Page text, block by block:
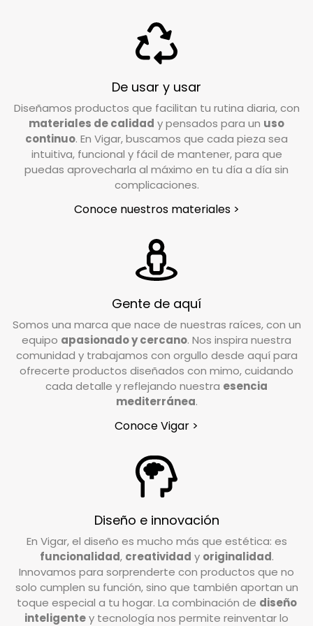
Si tu pedido está dentro del plazo establecido
(15 días hábiles), puedes efectuar la devolución
poniéndote en contacto con nuestro servicio
de Atención al Cliente. Escríbenos a
info@vigar.com, y estaremos encantados de
ayudarte.
En un plazo aproximado de 24/48h horas desde
transportista se pondrá en contacto contigo
para coordinar la recogida en el lugar indicado
en el formulario de devoluciones.
¿En qué condiciones debo devolver el pedido?
Valoramos cada caso de forma individual, pero
como norma general, el producto debe
devolverse en su estado y embalaje original. No
debe estar usado ni estropeado, y debe
conservar las etiquetas y los complementos
incluidos en la caja.
En Vigar, valoramos la confianza que depositas
en nosotros al elegir nuestros productos. Por
ello, trabajamos para garantizar su
el coste de envío deberá ser abonado por el
cliente, excepto en casos de pedidos
incompletos o artículos defectuosos, donde los
gastos de devolución serán asumidos por
nosotros.
De usar y usar
Diseñamos productos que facilitan tu rutina diaria, con
materiales de calidad y pensados para un uso
continuo. En Vigar, buscamos que cada pieza sea
intuitiva, funcional y fácil de mantener, para que
puedas aprovecharla al máximo en tu día a día sin
complicaciones.
Conoce nuestros materiales >
Gente de aquí
Somos una marca que nace de nuestras raíces, con un
equipo apasionado y cercano. Nos inspira nuestra
comunidad y trabajamos con orgullo desde aquí para
ofrecerte productos diseñados con mimo, cuidando
cada detalle y reflejando nuestra esencia
mediterránea.
Conoce Vigar >
Diseño e innovación
En Vigar, el diseño es mucho más que estética: es
funcionalidad, creatividad y originalidad.
Innovamos para sorprenderte con productos que no
solo cumplen su función, sino que también aportan un
toque especial a tu hogar. La combinación de diseño
inteligentey tecnología nos permite reinventar lo